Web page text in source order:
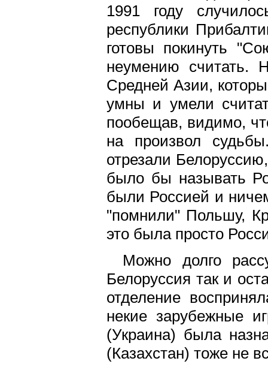
1991 году
республики
готовы покинуть
неумению считать.
Средней Азии,
умны и умели
пообещав, видимо,
на произвол
отрезали
было бы называть
были Россией и
"помнили" Польшу,
это была просто
Можно долго
Белоруссия так и
отделение
некие зарубежные
(Украина) была
(Казахстан) тоже не